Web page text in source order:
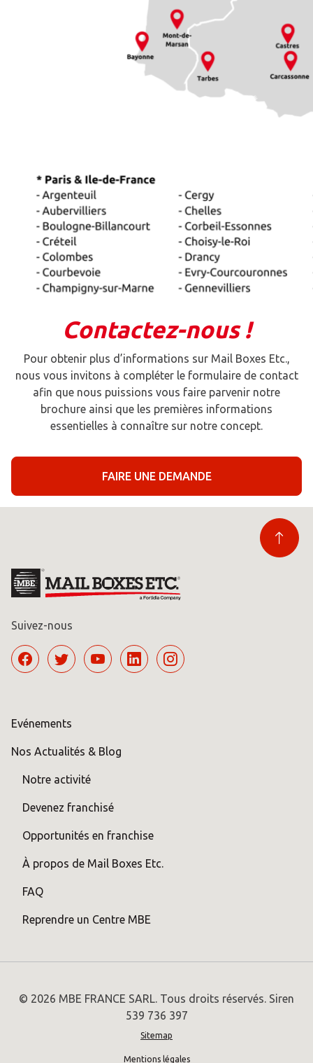
Contactez-nous !
Pour obtenir plus d’informations sur Mail Boxes Etc.,
nous vous invitons à compléter le formulaire de contact
afin que nous puissions vous faire parvenir notre
brochure ainsi que les premières informations
essentielles à connaître sur notre concept.
FAIRE UNE DEMANDE
Suivez-nous
Evénements
Nos Actualités & Blog
Notre activité
Devenez franchisé
Opportunités en franchise
À propos de Mail Boxes Etc.
FAQ
Reprendre un Centre MBE
© 2026 MBE FRANCE SARL. Tous droits réservés. Siren
539 736 397
Sitemap
Mentions légales